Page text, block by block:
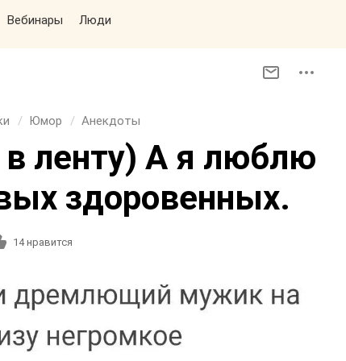
Вебинары Люди
Юмор Анекдоты
ленту) А я люблю
здоровенных.
14нравится